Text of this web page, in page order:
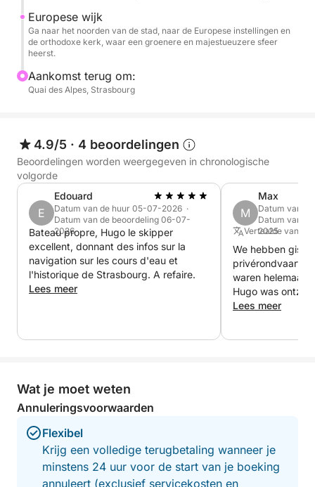
Wat deze ervaring uniek maakt, is de subtiele
combinatie van comfort, authenticiteit en esthetiek.
De boot verleidt met zijn vintage lijnen en gezellige
sfeer, ideaal voor een romantisch uitje, een moment
met familie of een elegant uitje met vrienden.
cruise aanpassen aan uw wensen. Een originele,
intieme en ronduit chique manier om Straatsburg te
herontdekken.
Europese wijk
Ga naar het noorden van de stad, naar de Europese instellingen en
de orthodoxe kerk, waar een groenere en majestueuzere sfeer
heerst.
Aankomst terug om:
Quai des Alpes, Strasbourg
4.9/5 · 4 beoordelingen
Beoordelingen worden weergegeven in chronologische
volgorde
E
Edouard
Datum van de huur 05-07-2026 ·
Datum van de beoordeling 06-07-
2026
Bateau propre, Hugo le skipper
excellent, donnant des infos sur la
navigation sur les cours d'eau et
l'historique de Strasbourg. A refaire.
Lees meer
M
Max
Datum van
Datum van
2025
Vertaalde vanuit
We hebben
privérondvaart
waren helemaal
Hugo was
ons Straatsburg
ontspannende
raden het van
het zo weer doen!
Lees meer
Wat je moet weten
Annuleringsvoorwaarden
Flexibel
Krijg een volledige terugbetaling wanneer je
minstens 24 uur voor de start van je boeking
annuleert (exclusief servicekosten en